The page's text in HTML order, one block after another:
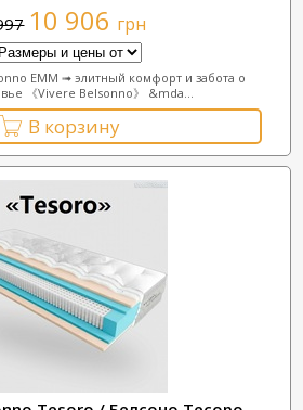
10 906 грн
EMM ➟ элитный комфорт и забота о
《Vivere Belsonno》 &mda...
В корзину